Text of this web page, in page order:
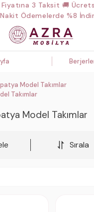
Fiyatına 3 Taksit 🚚
Nakit Ödemelerde %8
Model Takımlar
Takımlar
Model Takımlar
Sırala